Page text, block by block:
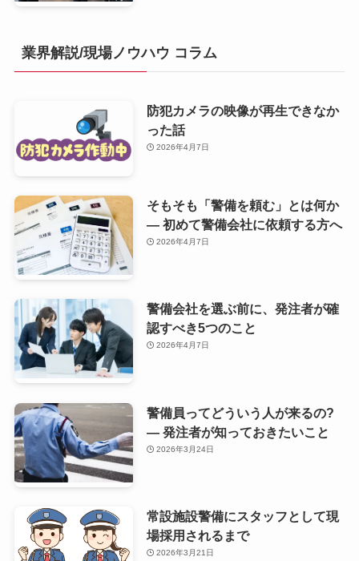
業界解説/現場ノウハウ コラム
防犯カメラの映像が再生できなか
った話
2026年4月7日
そもそも「警備を頼む」とは何か
— 初めて警備会社に依頼する方へ
2026年4月7日
警備会社を選ぶ前に、発注者が確
認すべき5つのこと
2026年4月7日
警備員ってどういう人が来るの?
— 発注者が知っておきたいこと
2026年3月24日
常設施設警備にスタッフとして現
場採用されるまで
2026年3月21日